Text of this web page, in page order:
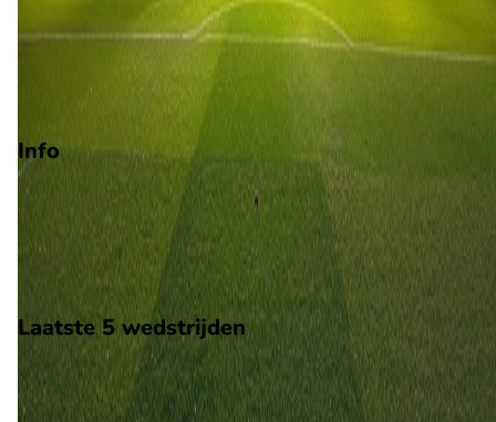
Play-offs promotie
Info
Op 13 september 2026 gaat Moss de strijd aan met FK
Haugesund. De wedstrijd wordt afgetrapt om 15:00 en wordt
gespeeld in de Norway 2.
Stadion: Melloes Stadion
Scheidsrechter: Onbekend
Laatste 5 wedstrijden
H2H
Moss
FK Haugesund
25 mei 2026